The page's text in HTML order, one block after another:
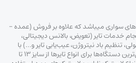
سواری میباشد که علاوه بر فروش (عمده –
خدمات تایر (تعویض، بالانس دیجیتالی،
تنظیم باد نیتروژن، عیب‌یابی تایر و…) با
استفاده از به روزترین و دقیق‌ترین دستگاه‌ها برای انواع تایرها از سایز ۱۳ تا